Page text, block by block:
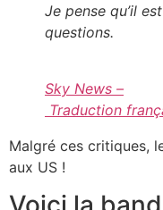
Je pense qu’il
questions.
Sky News –
Traduction
Malgré ces critiques,
aux US !